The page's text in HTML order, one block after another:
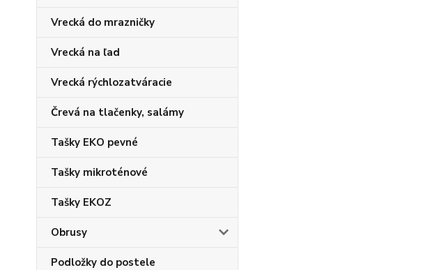
Vrecká do mrazničky
Vrecká na ľad
Vrecká rýchlozatváracie
Črevá na tlačenky, salámy
Tašky EKO pevné
Tašky mikroténové
Tašky EKOZ
Obrusy
Podložky do postele